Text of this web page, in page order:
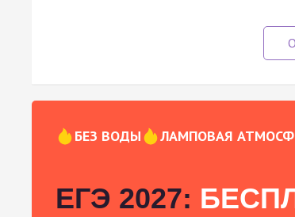
БЕЗ ВОДЫ ЛАМПОВАЯ
ЕГЭ 2027: